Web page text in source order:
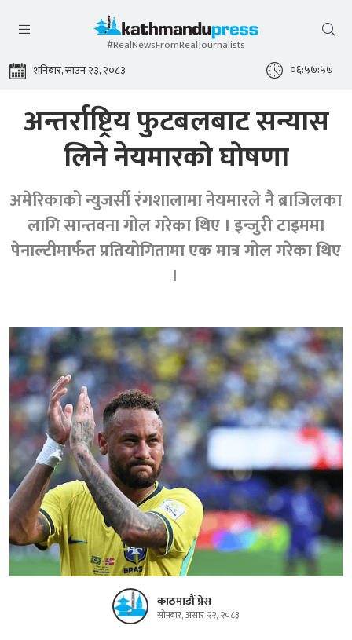
#RealNewsFromRealJournalists
शनिबार, साउन २३, २०८३ ०६:५७:५७
अन्तर्राष्ट्रिय फुटबलबाट सन्यास
लिने नेयमारको घोषणा
अमेरिकाको न्युजर्सी रंगशालामा नेयमारले नै ब्राजिलका
लागि सान्तवना गोल गरेका थिए । इन्जुरी टाइममा
पेनाल्टीमार्फत प्रतियोगितामा एक मात्र गोल गरेका थिए
।
काठमाडौं प्रेस
सोमबार, असार २२, २०८३